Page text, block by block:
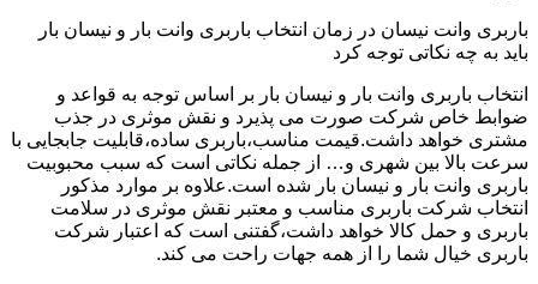
باربری وانت نیسان در زمان انتخاب باربری وانت بار و نیسان بار
باید به چه نکاتی توجه کرد
انتخاب باربری وانت بار و نیسان بار بر اساس توجه به قواعد و
ضوابط خاص شرکت صورت می پذیرد و نقش موثری در جذب
مشتری خواهد داشت.قیمت مناسب،باربری ساده،قابلیت جابجایی با
سرعت بالا بین شهری و… از جمله نکاتی است که سبب محبوبیت
باربری وانت بار و نیسان بار شده است.علاوه بر موارد مذکور
انتخاب شرکت باربری مناسب و معتبر نقش موثری در سلامت
باربری و حمل کالا خواهد داشت،گفتنی است که اعتبار شرکت
باربری خیال شما را از همه جهات راحت می کند.